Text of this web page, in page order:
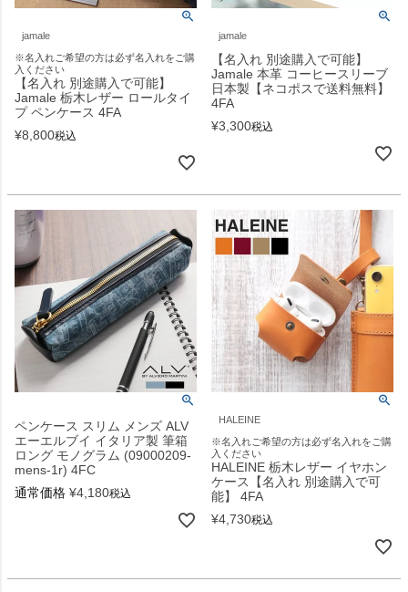
jamale
※名入れご希望の方は必ず名入れをご購
入ください
【名入れ 別途購入で可能】
Jamale 栃木レザー ロールタイ
プ ペンケース 4FA
¥8,800税込
jamale
【名入れ 別途購入で可能】
Jamale 本革 コーヒースリーブ
日本製【ネコポスで送料無料】
4FA
¥3,300税込
ペンケース スリム メンズ ALV
エーエルブイ イタリア製 筆箱
ロング モノグラム (09000209-
mens-1r) 4FC
通常価格 ¥4,180税込
HALEINE
※名入れご希望の方は必ず名入れをご購
入ください
HALEINE 栃木レザー イヤホン
ケース【名入れ 別途購入で可
能】 4FA
¥4,730税込